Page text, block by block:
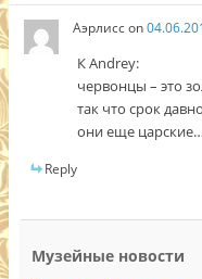
Аэрлиссon
К Andrey:
червонцы – это
так что срок
они еще царские…
Reply
Музейные новости